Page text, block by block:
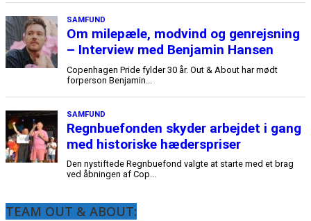
SAMFUND
Om milepæle, modvind og genrejsning
– Interview med Benjamin Hansen
Copenhagen Pride fylder 30 år. Out & About har mødt
forperson Benjamin...
SAMFUND
Regnbuefonden skyder arbejdet i gang
med historiske hæderspriser
Den nystiftede Regnbuefond valgte at starte med et brag
ved åbningen af Cop...
TEAM OUT & ABOUT: